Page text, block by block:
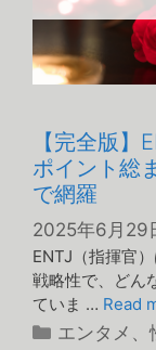
【完全版
ポイント総
で網羅
2025年6月29
ENTJ（指揮官
戦略性で、どん
ていま … Read
カ
エンタメ 、